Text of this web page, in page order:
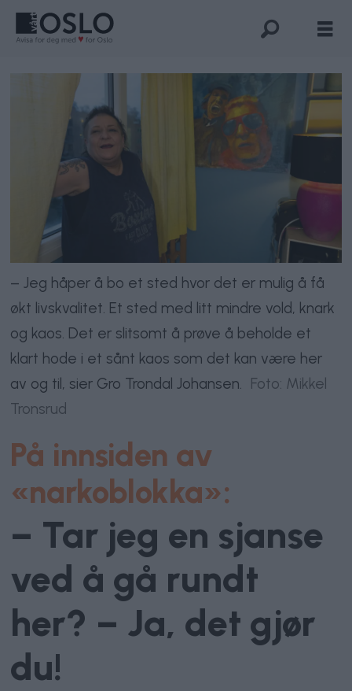
– Jeg håper å bo et sted hvor det er mulig å få
økt livskvalitet. Et sted med litt mindre vold, knark
og kaos. Det er slitsomt å prøve å beholde et
klart hode i et sånt kaos som det kan være her
av og til, sier Gro Trondal Johansen. Foto: Mikkel
Tronsrud
På innsiden av
«narkoblokka»:
– Tar jeg en sjanse
ved å gå rundt
her? – Ja, det gjør
du!